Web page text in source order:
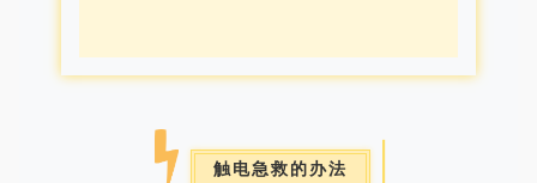
触电急救的办法